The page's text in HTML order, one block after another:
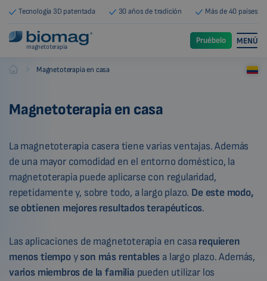
Tecnología 3D patentada 30 años de tradición Más de 40 países
magnetoterapia
Pruébelo MENÚ
Biomag Magnetoterapia en casa
Magnetoterapia en casa
La magnetoterapia casera tiene varias ventajas. Además
de una mayor comodidad en el entorno doméstico, la
magnetoterapia puede aplicarse con regularidad,
repetidamente y, sobre todo, a largo plazo. De este modo,
se obtienen mejores resultados terapéuticos.
Las aplicaciones de magnetoterapia en casarequieren
menos tiempoyson más rentables a largo plazo. Además,
varios miembros de la familia pueden utilizar los